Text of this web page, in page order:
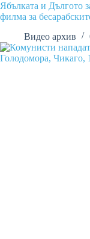
Ябълката и Дългото
филма за
Видео архив